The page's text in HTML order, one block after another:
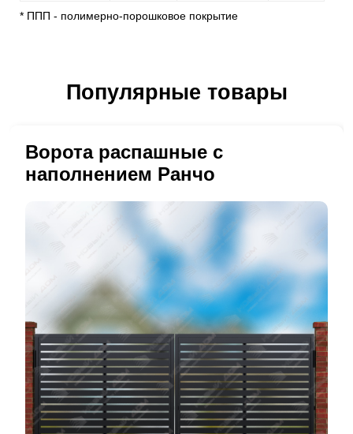
* ППП - полимерно-порошковое покрытие
Популярные товары
Ворота распашные с
наполнением Ранчо